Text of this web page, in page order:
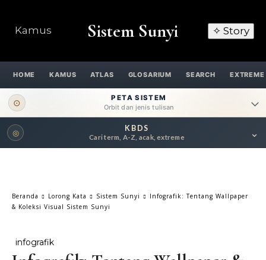
Kamus Sistem Sunyi ✧ Story
HOME KAMUS ATLAS GLOSARIUM SEARCH EXTREME
⊙
PETA SISTEM
Orbit dan jenis tulisan
ORBIT UTAMA
Metafisik-Naratif Penutup
ESAI RESONANSI FRAKTAL INFOGRAFIK
◎ KBDS
Cari term, A-Z, acak, extreme ⌄
Beranda Lorong Kata Sistem Sunyi
Infografik: Tentang Wallpaper
& Koleksi Visual Sistem Sunyi
infografik